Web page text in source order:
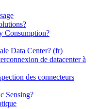
Consumption?
Data Center? (fr)
de datacenter à
des connecteurs
Sensing?